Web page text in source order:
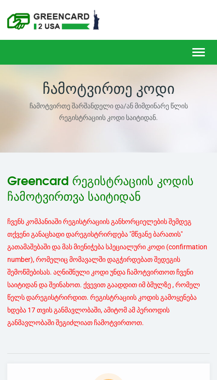
ᲩᲐᲛᲝᲢᲕᲘᲠᲗᲔ ᲙᲝᲓᲘ
ჩამოტვირთე შარშანდელი და/ან მიმდინარე წლის
რეგისტრაციის კოდი საიტიდან.
Greencard რეგისტრაციის კოდის
ჩამოტვირთვა საიტიდან
ჩვენს კომპანიაში რეგისტრაციის განხორციელების შემდეგ
თქვენი განაცხადი დარეგისტრირდება "მწვანე ბარათის"
გათამაშებაში და მას მიენიჭება სპეციალური კოდი (confirmation
number), რომელიც მომავალში დაგჭირდებათ შედეგის
შემოწმებისას. აღნიშნული კოდი უნდა ჩამოტვირთოთ ჩვენი
საიტიდან და შეინახოთ. ქვევით გაადდით იმ ბმულზე , რომელ
წელს დარეგისტრირდით. რეგისტრაციის კოდის გამოყენება
ხდება 17 თვის განმავლობაში, ამიტომ ამ პერიოდის
განმავლობაში შეგიძლიათ ჩამოტვირთოთ.